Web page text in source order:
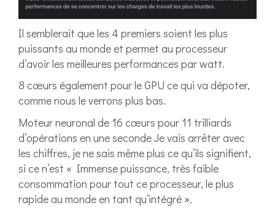
Il semblerait que les 4 premiers soient les plus
puissants au monde et permet au processeur
d’avoir les meilleures performances par watt.
8 cœurs également pour le GPU ce qui va dépoter,
comme nous le verrons plus bas.
Moteur neuronal de 16 cœurs pour 11 trilliards
d’opérations en une seconde Je vais arrêter avec
les chiffres, je ne sais même plus ce qu’ils signifient,
si ce n’est « Immense puissance, très faible
consommation pour tout ce processeur, le plus
rapide au monde en tant qu’intégré ».